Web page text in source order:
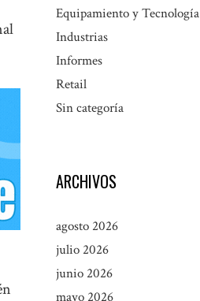
Equipamiento y Tecnología
Industrias
Informes
Retail
Sin categoría
ARCHIVOS
agosto 2026
julio 2026
junio 2026
mayo 2026